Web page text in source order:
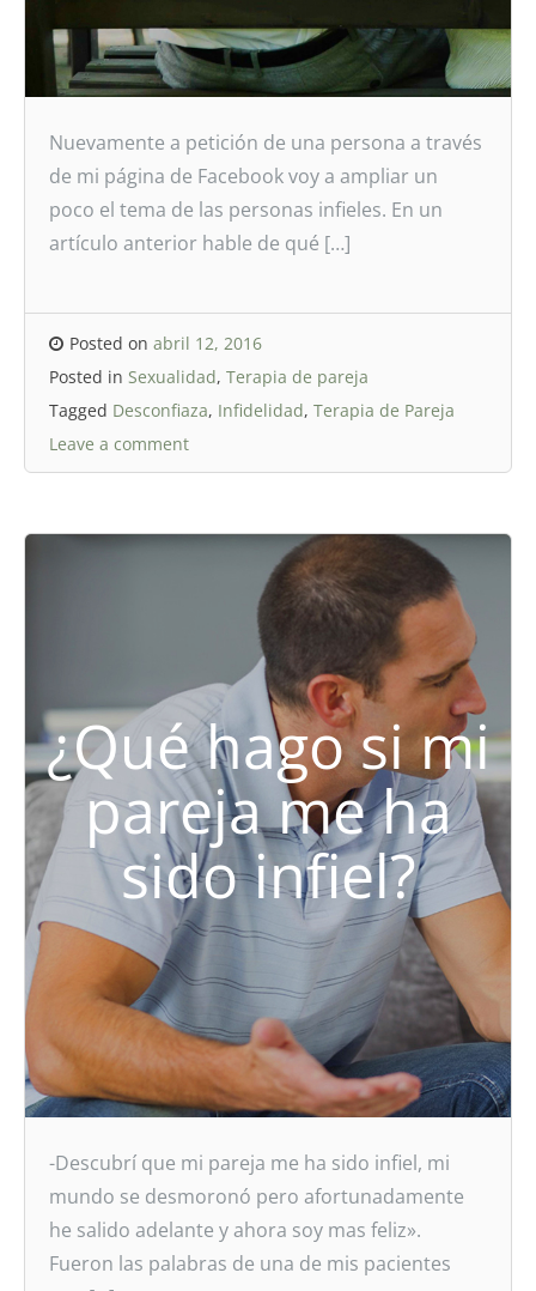
Nuevamente a petición de una persona a través
de mi página de Facebook voy a ampliar un
poco el tema de las personas infieles. En un
artículo anterior hable de qué […]
Posted on abril 12, 2016
Posted in Sexualidad, Terapia de pareja
Tagged Desconfiaza, Infidelidad, Terapia de Pareja
Leave a comment
¿Qué hago si mi
pareja me ha
sido infiel?
-Descubrí que mi pareja me ha sido infiel, mi
mundo se desmoronó pero afortunadamente
he salido adelante y ahora soy mas feliz».
Fueron las palabras de una de mis pacientes